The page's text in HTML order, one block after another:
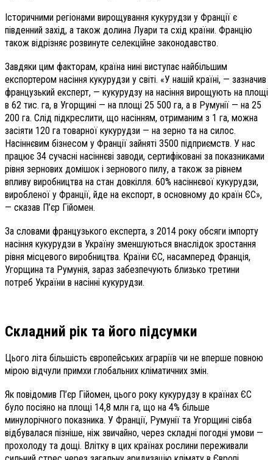
Історичними регіонами вирощування кукурудзи у Франції є
південний захід, а також долина Луари та схід країни. Францію
також відрізняє розвинуте селекційне законодавство.
Завдяки цим факторам, країна нині виступає найбільшим
експортером насіння кукурудзи у світі. «У нашій країні, — зазначив
французький експерт, — кукурудзу на насіння вирощують на площі
в 62 тис. га, в Угорщині — на площі 25 500 га, а в Румунії — на 25
200 га. Слід підкреслити, що насінням, отриманим з 1 га, можна
засіяти 120 га товарної кукурудзи — на зерно та на силос.
Насіннєвим бізнесом у Франції зайняті 3500 підприємств. У нас
працює 34 сучасні насіннєві заводи, сертифіковані за показниками
рівня зернових домішок і зернового пилу, а також за рівнем
впливу виробництва на стан довкілля. 60% насіннєвої кукурудзи,
виробленої у Франції, йде на експорт, в основному до країн ЄС»,
— сказав П’єр Гійомен.
За словами французького експерта, з 2014 року обсяги імпорту
насіння кукурудзи в Україну зменшуються внаслідок зростання
рівня місцевого виробництва. Країни ЄС, насамперед Франція,
Угорщина та Румунія, зараз забезпечують близько третини
потреб України в насінні кукурудзи.
Складний рік та його підсумки
Цього літа більшість європейських аграріїв чи не вперше повною
мірою відчули примхи глобальних кліматичних змін.
Як повідомив П’єр Гійомен, цього року кукурудзу в країнах ЄС
було посіяно на площі 14,8 млн га, що на 4% більше
минулорічного показника. У Франції, Румунії та Угорщині сівба
відбувалася пізніше, ніж звичайно, через складні погодні умови —
прохолоду та дощі. Влітку в цих країнах рослини переживали